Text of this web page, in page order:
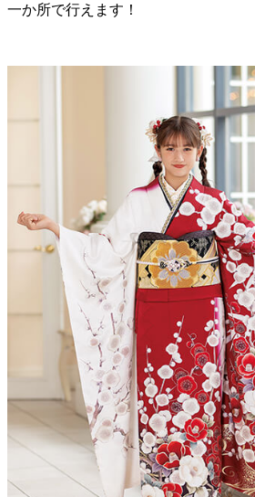
一か所で行えます！